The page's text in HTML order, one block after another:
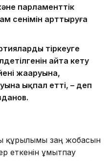
парламенттік
сенімін арттыруға
тіркеуге
айта кету
жаңаруына,
ықпал етті, – деп
құрылымы заң жобасын
еткенін ұмытпау